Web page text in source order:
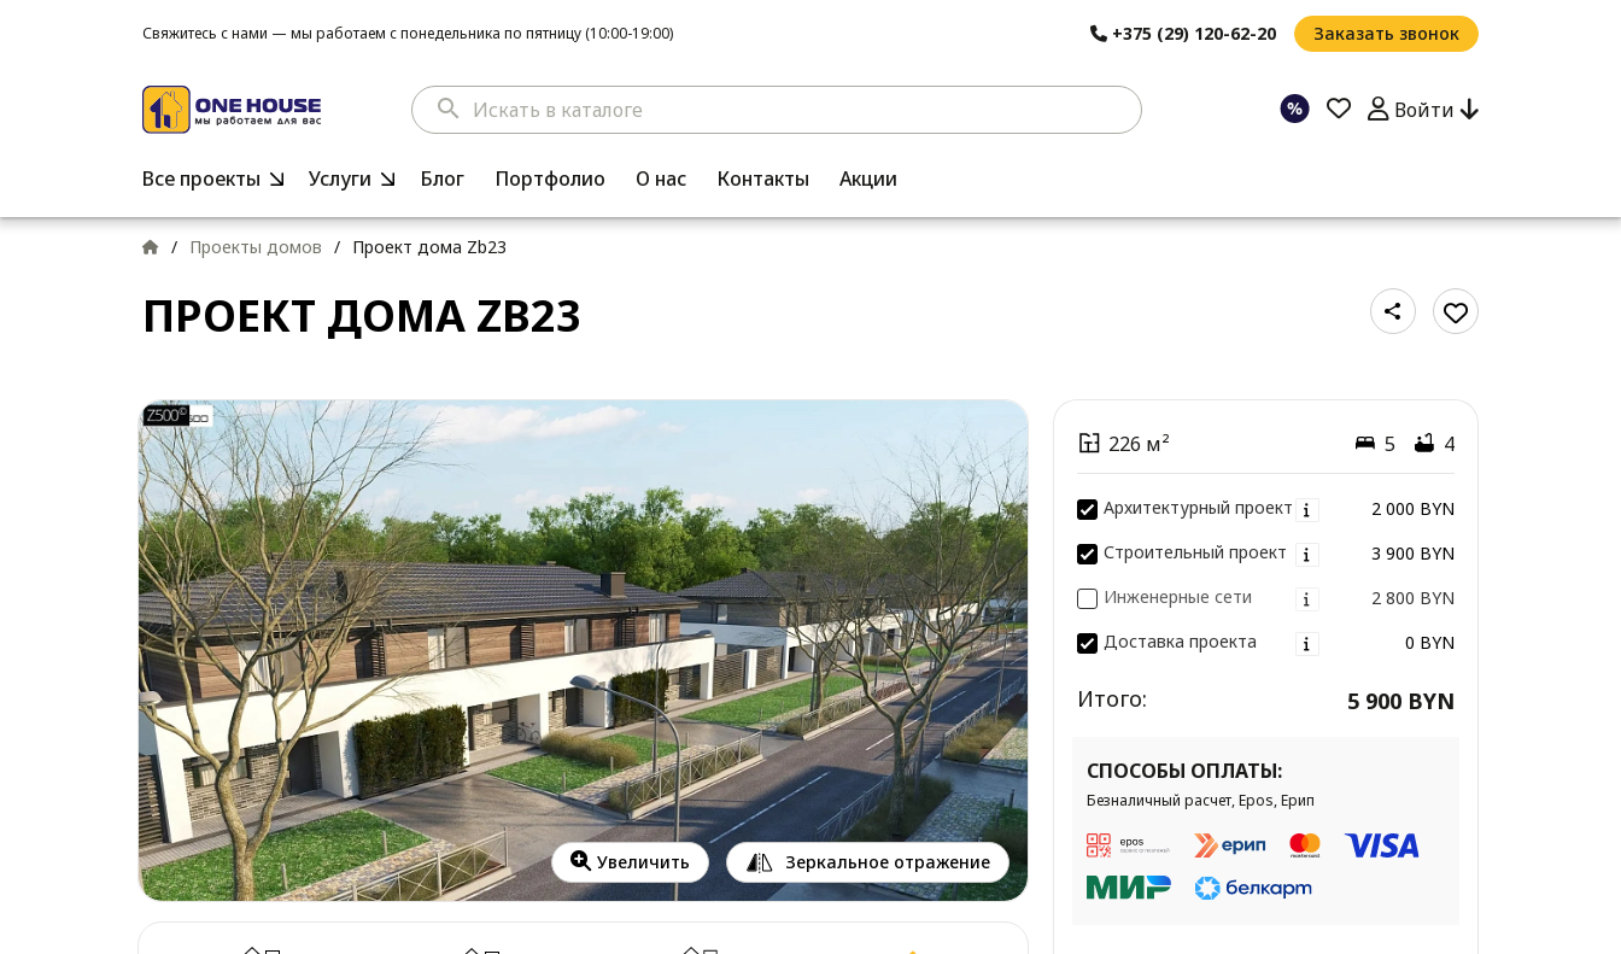
Свяжитесь с нами — мы работаем с понедельника по пятницу (10:00-19:00) +375 (29) 120-62-20 Заказать звонок
search Войти
Все проекты Услуги Блог Портфолио О нас Контакты Акции
/ Проекты домов / Проект дома Zb23
ПРОЕКТ ДОМА ZB23
Увеличить Зеркальное отражение
226 м² 5 4
Архитектурный проект
2 000 BYN
Строительный проект
3 900 BYN
Инженерные сети
2 800 BYN
Доставка проекта
0 BYN
Итого: 5 900 BYN
СПОСОБЫ ОПЛАТЫ:
Безналичный расчет, Epos, Ерип